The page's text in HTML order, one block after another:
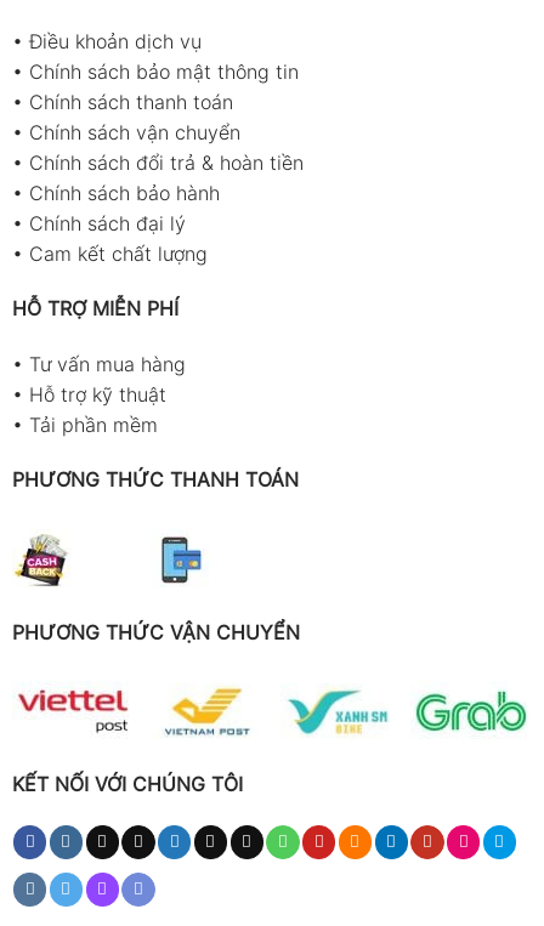
•Điều khoản dịch vụ
• Chính sách bảo mật thông tin
• Chính sách thanh toán
• Chính sách vận chuyển
• Chính sách đổi trả & hoàn tiền
• Chính sách bảo hành
• Chính sách đại lý
• Cam kết chất lượng
HỖ TRỢ MIỄN PHÍ
• Tư vấn mua hàng
• Hỗ trợ kỹ thuật
• Tải phần mềm
PHƯƠNG THỨC THANH TOÁN
PHƯƠNG THỨC VẬN CHUYỂN
KẾT NỐI VỚI CHÚNG TÔI